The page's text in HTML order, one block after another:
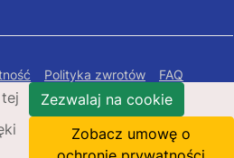
Polityka zwrotów
FAQ
Mapa Strony
Wszelkie prawa
zastrzeżone.
Zezwalaj na cookie
Zobacz umowę o